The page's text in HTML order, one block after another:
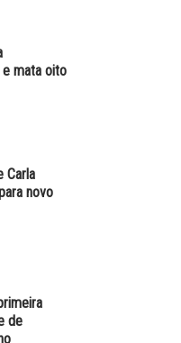
mata oito
Carla
novo
de